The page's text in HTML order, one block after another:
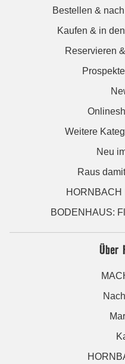
Bestellen &
Kaufen & in
Reservieren
Weitere
Neu
Raus
HORNBACH
BODENHAUS:
Über